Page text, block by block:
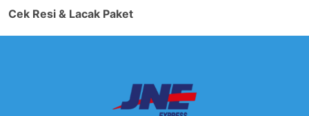
Cek Resi & Lacak Paket